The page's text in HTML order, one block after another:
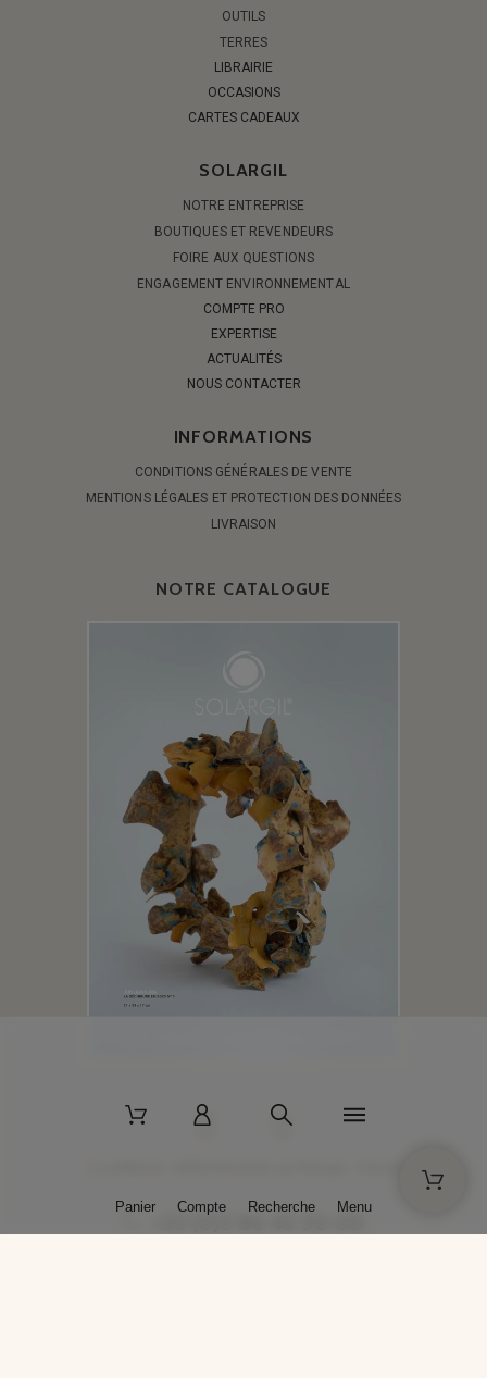
OUTILS
TERRES
LIBRAIRIE
OCCASIONS
CARTES CADEAUX
SOLARGIL
NOTRE ENTREPRISE
BOUTIQUES ET REVENDEURS
FOIRE AUX QUESTIONS
ENGAGEMENT ENVIRONNEMENTAL
COMPTE PRO
EXPERTISE
ACTUALITÉS
NOUS CONTACTER
INFORMATIONS
CONDITIONS GÉNÉRALES DE VENTE
MENTIONS LÉGALES ET PROTECTION DES DONNÉES
LIVRAISON
NOTRE CATALOGUE
+33 (0)3 86 45 50 00
Panier Compte Recherche Menu